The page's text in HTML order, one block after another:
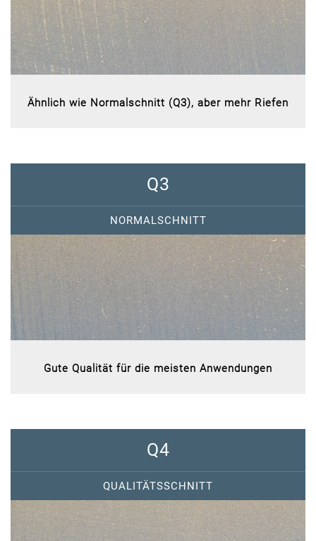
Ähnlich wie Normalschnitt (Q3), aber mehr Riefen
Q3
NORMALSCHNITT
Gute Qualität für die meisten Anwendungen
Q4
QUALITÄTSSCHNITT